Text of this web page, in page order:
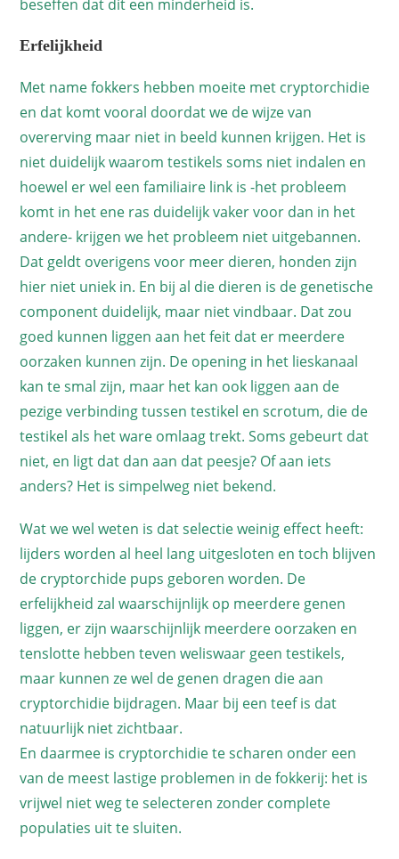
beseffen dat dit een minderheid is.
Erfelijkheid
Met name fokkers hebben moeite met cryptorchidie
en dat komt vooral doordat we de wijze van
overerving maar niet in beeld kunnen krijgen. Het is
niet duidelijk waarom testikels soms niet indalen en
hoewel er wel een familiaire link is -het probleem
komt in het ene ras duidelijk vaker voor dan in het
andere- krijgen we het probleem niet uitgebannen.
Dat geldt overigens voor meer dieren, honden zijn
hier niet uniek in. En bij al die dieren is de genetische
component duidelijk, maar niet vindbaar. Dat zou
goed kunnen liggen aan het feit dat er meerdere
oorzaken kunnen zijn. De opening in het lieskanaal
kan te smal zijn, maar het kan ook liggen aan de
pezige verbinding tussen testikel en scrotum, die de
testikel als het ware omlaag trekt. Soms gebeurt dat
niet, en ligt dat dan aan dat peesje? Of aan iets
anders? Het is simpelweg niet bekend.
Wat we wel weten is dat selectie weinig effect heeft:
lijders worden al heel lang uitgesloten en toch blijven
de cryptorchide pups geboren worden. De
erfelijkheid zal waarschijnlijk op meerdere genen
liggen, er zijn waarschijnlijk meerdere oorzaken en
tenslotte hebben teven weliswaar geen testikels,
maar kunnen ze wel de genen dragen die aan
cryptorchidie bijdragen. Maar bij een teef is dat
natuurlijk niet zichtbaar.
En daarmee is cryptorchidie te scharen onder een
van de meest lastige problemen in de fokkerij: het is
vrijwel niet weg te selecteren zonder complete
populaties uit te sluiten.